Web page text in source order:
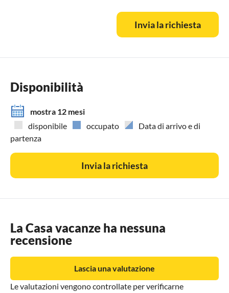
Invia la richiesta
Disponibilità
mostra 12 mesi
disponibile
occupato
Data di arrivo e di
partenza
Invia la richiesta
La Casa vacanze ha nessuna
recensione
Le valutazioni vengono controllate per verificarne
Lascia una valutazione